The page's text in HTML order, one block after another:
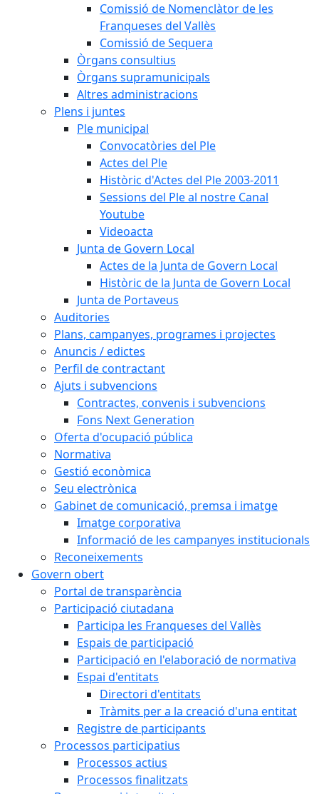
Comissió de Nomenclàtor de les
Franqueses del Vallès
Comissió de Sequera
Òrgans consultius
Òrgans supramunicipals
Altres administracions
Plens i juntes
Ple municipal
Convocatòries del Ple
Actes del Ple
Històric d'Actes del Ple 2003-2011
Sessions del Ple al nostre Canal
Youtube
Videoacta
Junta de Govern Local
Actes de la Junta de Govern Local
Històric de la Junta de Govern Local
Junta de Portaveus
Auditories
Plans, campanyes, programes i projectes
Anuncis / edictes
Perfil de contractant
Ajuts i subvencions
Contractes, convenis i subvencions
Fons Next Generation
Oferta d'ocupació pública
Normativa
Gestió econòmica
Seu electrònica
Gabinet de comunicació, premsa i imatge
Imatge corporativa
Informació de les campanyes institucionals
Reconeixements
Govern obert
Portal de transparència
Participació ciutadana
Participa les Franqueses del Vallès
Espais de participació
Participació en l'elaboració de normativa
Espai d'entitats
Directori d'entitats
Tràmits per a la creació d'una entitat
Registre de participants
Processos participatius
Processos actius
Processos finalitzats